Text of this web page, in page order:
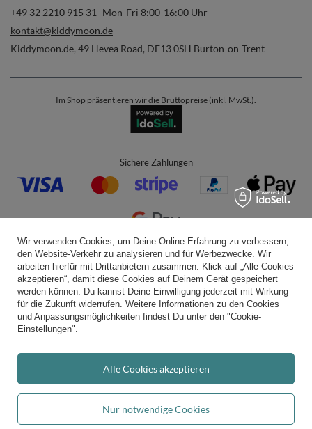
+49 32 2210 915 31
Mon-Fri 8:00-16:00 Uhr
kontakt@kiddymoon.de
Kiddymoon.de, 49 Hevea Road, DE13 0SH Burton-on-Trent
Im Shop präsentieren wir die Bruttopreise (inkl. MwSt.).
Sichere Zahlungen
Bequeme Lieferung
Du kannst uns vertrauen
Folge uns:
Wir verwenden Cookies, um Deine Online-Erfahrung zu verbessern,
den Website-Verkehr zu analysieren und für Werbezwecke. Wir
arbeiten hierfür mit Drittanbietern zusammen. Klick auf „Alle Cookies
akzeptieren“, damit diese Cookies auf Deinem Gerät gespeichert
werden können. Du kannst Deine Einwilligung jederzeit mit Wirkung
für die Zukunft widerrufen. Weitere Informationen zu den Cookies
und Anpassungsmöglichkeiten findest Du unter den "Cookie-
Einstellungen".
Nur notwendige Cookies
Alle Cookies akzeptieren